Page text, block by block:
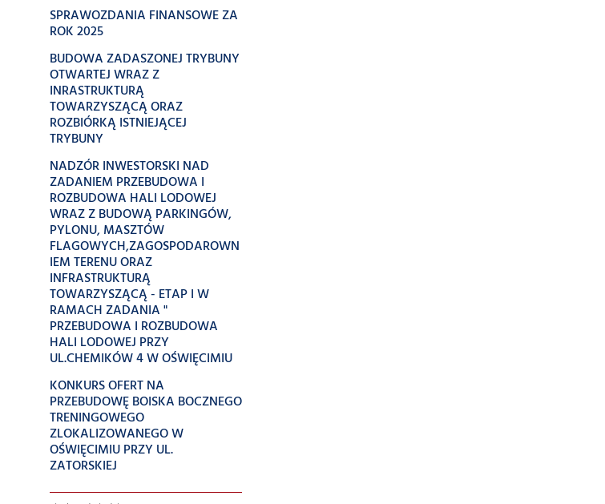
SPRAWOZDANIA FINANSOWE ZA
ROK 2025
BUDOWA ZADASZONEJ TRYBUNY
OTWARTEJ WRAZ Z
INRASTRUKTURĄ
TOWARZYSZĄCĄ ORAZ
ROZBIÓRKĄ ISTNIEJĄCEJ
TRYBUNY
NADZÓR INWESTORSKI NAD
ZADANIEM PRZEBUDOWA I
ROZBUDOWA HALI LODOWEJ
WRAZ Z BUDOWĄ PARKINGÓW,
PYLONU, MASZTÓW
FLAGOWYCH,ZAGOSPODAROWN
IEM TERENU ORAZ
INFRASTRUKTURĄ
TOWARZYSZĄCĄ - ETAP I W
RAMACH ZADANIA "
PRZEBUDOWA I ROZBUDOWA
HALI LODOWEJ PRZY
UL.CHEMIKÓW 4 W OŚWIĘCIMIU
KONKURS OFERT NA
PRZEBUDOWĘ BOISKA BOCZNEGO
TRENINGOWEGO
ZLOKALIZOWANEGO W
OŚWIĘCIMIU PRZY UL.
ZATORSKIEJ